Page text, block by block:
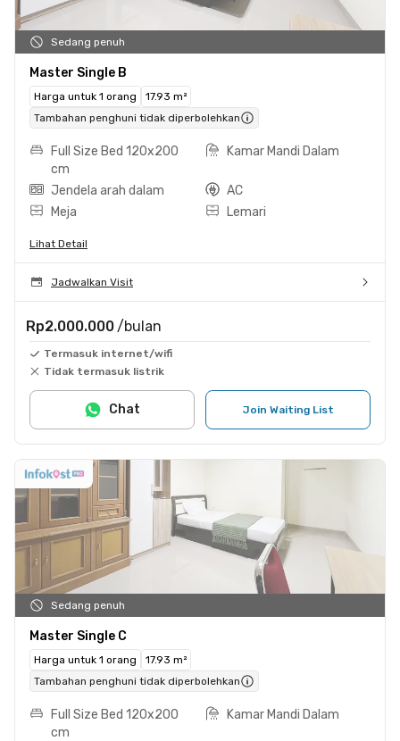
Sedang penuh
Master Single B
Harga untuk 1 orang
17.93 m²
Tambahan penghuni tidak diperbolehkan
Full Size Bed 120x200
cm
Kamar Mandi Dalam
Jendela arah dalam
AC
Meja
Lemari
Lihat Detail
Jadwalkan Visit
Rp2.000.000 /bulan
Termasuk internet/wifi
Tidak termasuk listrik
Join Waiting List
Chat
Sedang penuh
Master Single C
Harga untuk 1 orang
17.93 m²
Tambahan penghuni tidak diperbolehkan
Full Size Bed 120x200
cm
Kamar Mandi Dalam